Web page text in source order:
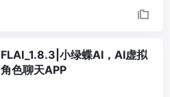
FLAI_1.8.3|小绿蝶AI，AI虚拟
角色聊天APP